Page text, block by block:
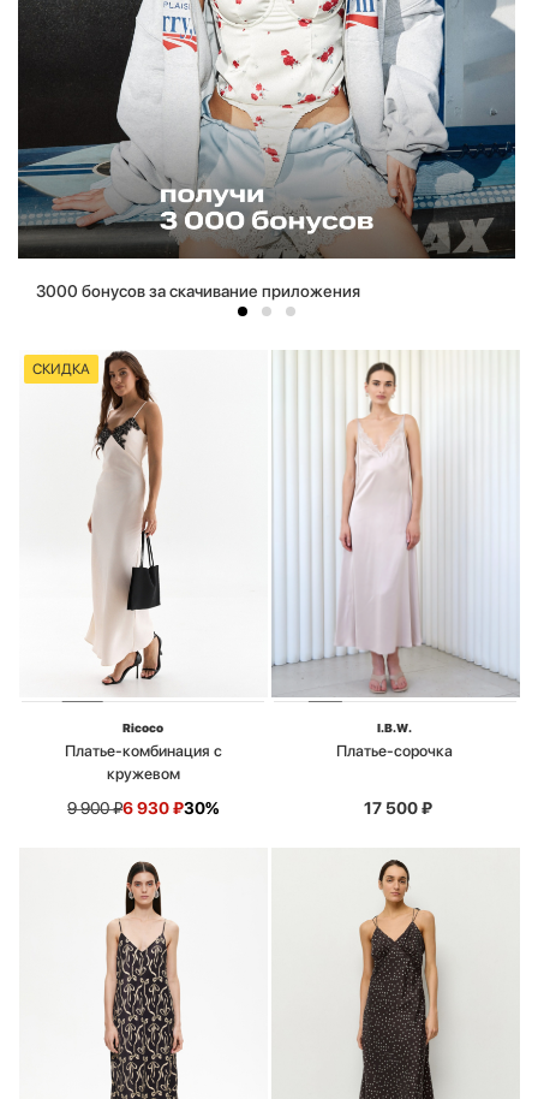
3000 бонусов за скачивание приложения
СКИДКА
Ricoco
Платье-комбинация с
кружевом
9 900₽6 930₽30%
I.B.W.
Платье-сорочка
17 500₽